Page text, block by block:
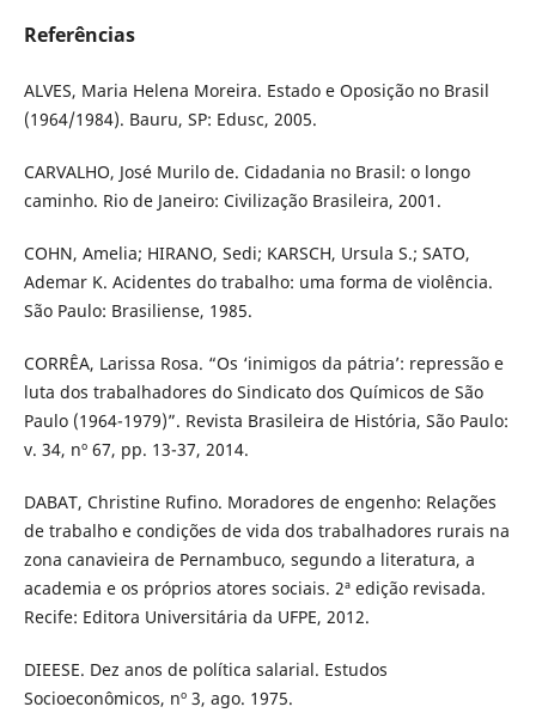
Referências
ALVES, Maria Helena Moreira. Estado e Oposição no Brasil
(1964/1984). Bauru, SP: Edusc, 2005.
CARVALHO, José Murilo de. Cidadania no Brasil: o longo
caminho. Rio de Janeiro: Civilização Brasileira, 2001.
COHN, Amelia; HIRANO, Sedi; KARSCH, Ursula S.; SATO,
Ademar K. Acidentes do trabalho: uma forma de violência.
São Paulo: Brasiliense, 1985.
CORRÊA, Larissa Rosa. “Os ‘inimigos da pátria’: repressão e
luta dos trabalhadores do Sindicato dos Químicos de São
Paulo (1964-1979)”. Revista Brasileira de História, São Paulo:
v. 34, nº 67, pp. 13-37, 2014.
DABAT, Christine Rufino. Moradores de engenho: Relações
de trabalho e condições de vida dos trabalhadores rurais na
zona canavieira de Pernambuco, segundo a literatura, a
academia e os próprios atores sociais. 2ª edição revisada.
Recife: Editora Universitária da UFPE, 2012.
DIEESE. Dez anos de política salarial. Estudos
Socioeconômicos, nº 3, ago. 1975.